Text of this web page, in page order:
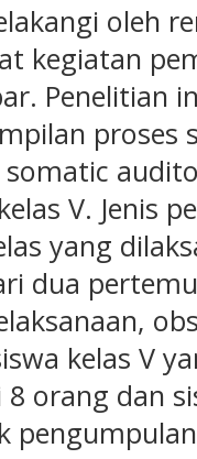
oleh
kegiatan
Penelitian
proses
V. Jenis
yang
dua
kelas V
8 orang dan